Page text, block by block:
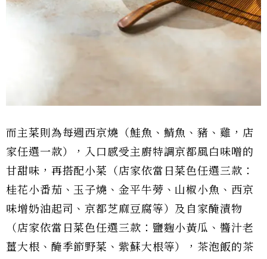
而主菜則為每週西京燒（鮭魚、鯖魚、豬、雞，店
家任選一款），入口感受主廚特調京都風白味噌的
甘甜味，再搭配小菜（店家依當日菜色任選三款：
桂花小番茄、玉子燒、金平牛蒡、山椒小魚、西京
味增奶油起司、京都芝麻豆腐等）及自家醃漬物
（店家依當日菜色任選三款：鹽麴小黃瓜、醬汁老
薑大根、醃季節野菜、紫蘇大根等），茶泡飯的茶